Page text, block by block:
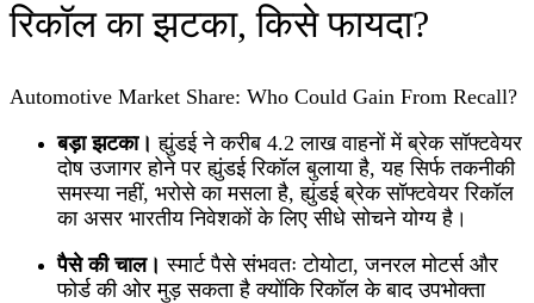
रिकॉल का झटका, किसे फायदा?
Automotive Market Share: Who Could Gain From Recall?
बड़ा झटका। ह्युंडई ने करीब 4.2 लाख वाहनों में ब्रेक सॉफ्टवेयर
दोष उजागर होने पर ह्युंडई रिकॉल बुलाया है, यह सिर्फ तकनीकी
समस्या नहीं, भरोसे का मसला है, ह्युंडई ब्रेक सॉफ्टवेयर रिकॉल
का असर भारतीय निवेशकों के लिए सीधे सोचने योग्य है।
पैसे की चाल। स्मार्ट पैसे संभवतः टोयोटा, जनरल मोटर्स और
फोर्ड की ओर मुड़ सकता है क्योंकि रिकॉल के बाद उपभोक्ता